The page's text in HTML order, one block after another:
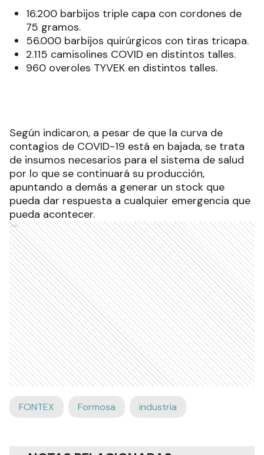
16.200 barbijos triple capa con cordones de
75 gramos.
56.000 barbijos quirúrgicos con tiras tricapa.
2.115 camisolines COVID en distintos talles.
960 overoles TYVEK en distintos talles.
Según indicaron, a pesar de que la curva de
contagios de COVID-19 está en bajada, se trata
de insumos necesarios para el sistema de salud
por lo que se continuará su producción,
apuntando a demás a generar un stock que
pueda dar respuesta a cualquier emergencia que
pueda acontecer.
Ads
FONTEX Formosa industria